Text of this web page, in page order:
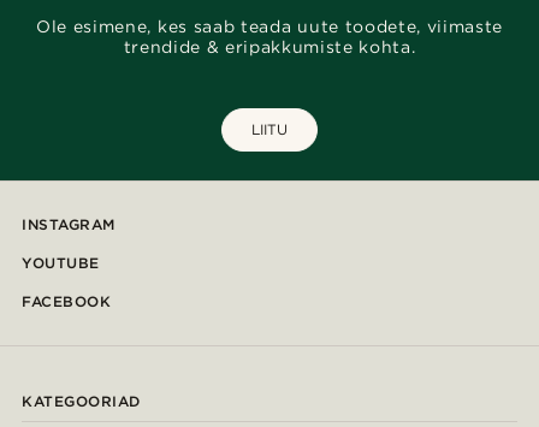
Ole esimene, kes saab teada uute toodete, viimaste
trendide & eripakkumiste kohta.
LIITU
INSTAGRAM
YOUTUBE
FACEBOOK
KATEGOORIAD